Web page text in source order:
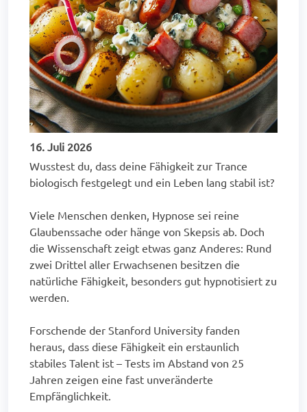
16. Juli 2026
Wusstest du, dass deine Fähigkeit zur Trance
biologisch festgelegt und ein Leben lang stabil ist?
Viele Menschen denken, Hypnose sei reine
Glaubenssache oder hänge von Skepsis ab. Doch
die Wissenschaft zeigt etwas ganz Anderes: Rund
zwei Drittel aller Erwachsenen besitzen die
natürliche Fähigkeit, besonders gut hypnotisiert zu
werden.
Forschende der Stanford University fanden
heraus, dass diese Fähigkeit ein erstaunlich
stabiles Talent ist – Tests im Abstand von 25
Jahren zeigen eine fast unveränderte
Empfänglichkeit.